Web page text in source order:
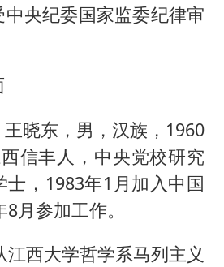
央纪委国家监委纪律审
晓东，男，汉族，1960
信丰人，中央党校研究
，1983年1月加入中国
月参加工作。
江西大学哲学系马列主义